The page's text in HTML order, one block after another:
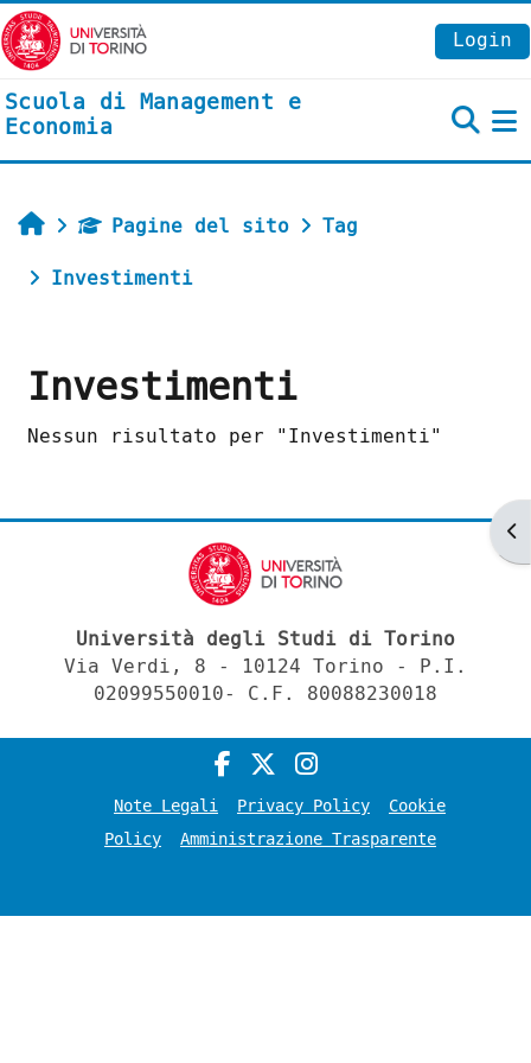
Vai al contenuto principale
Login
Scuola di Management e
Economia
HomePagine del sito
Tag
Investimenti
Investimenti
Nessun risultato per "Investimenti"
Università degli Studi di Torino
Via Verdi, 8 - 10124 Torino - P.I.
02099550010- C.F. 80088230018
Note Legali Privacy Policy
Cookie
Policy
Amministrazione Trasparente